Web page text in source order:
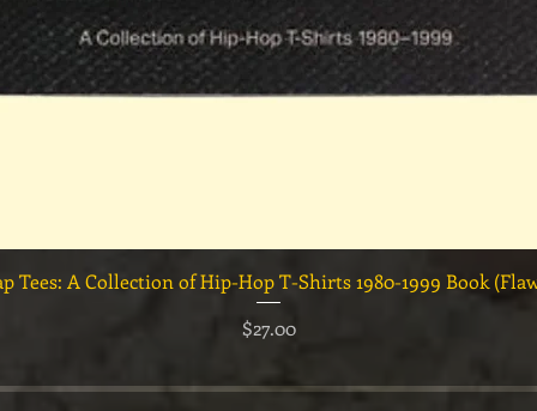
クイックビュー
Tees: A Collection of Hip-Hop T-Shirts 1980-1999 Book
価格
$27.00